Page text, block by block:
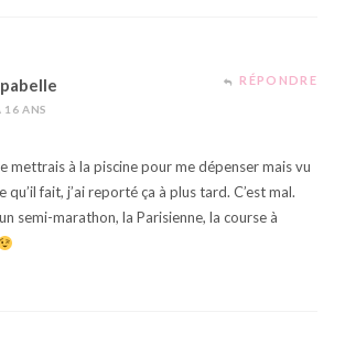
16 ANS
RÉPONDRE
mettrais à la piscine pour me dépenser mais vu
qu’il fait, j’ai reporté ça à plus tard. C’est mal.
semi-marathon, la Parisienne, la course à